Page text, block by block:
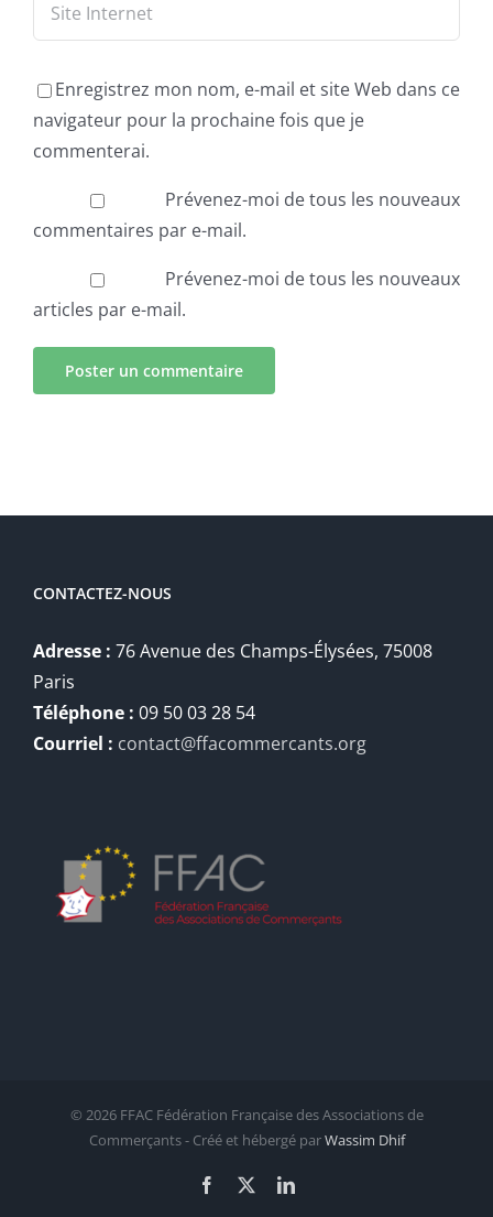
Enregistrez mon nom, e-mail et site Web dans ce
navigateur pour la prochaine fois que je
commenterai.
Prévenez-moi de tous les nouveaux
commentaires par e-mail.
Prévenez-moi de tous les nouveaux
articles par e-mail.
CONTACTEZ-NOUS
Adresse : 76 Avenue des Champs-Élysées, 75008
Paris
Téléphone : 09 50 03 28 54
Courriel : contact@ffacommercants.org
© 2026 FFAC Fédération Française des Associations de
Commerçants - Créé et hébergé parWassim Dhif
Facebook LinkedIn